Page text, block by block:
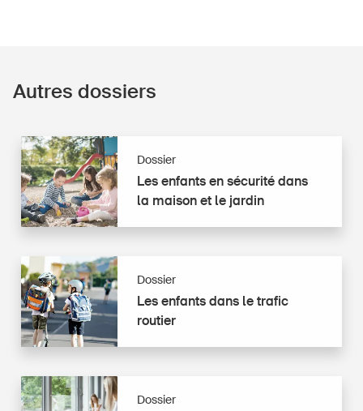
Autres dossiers
Les enfants en sécurité dans
la maison et le jardin
Dossier
Les
enfants
en
sécurité
maison
et
le
jardin
Les enfants dans le trafic
routier
Dossier
Les
enfants
dans
le
Dossier
Sécurité